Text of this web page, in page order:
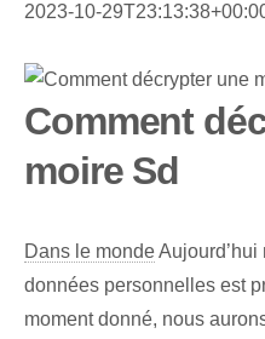
2023-10-
Comment
moire Sd
Dans le monde
données personnelles est
moment donné, nous